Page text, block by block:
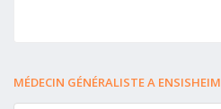
MÉDECIN GÉNÉRALISTE A ENSISHEIM